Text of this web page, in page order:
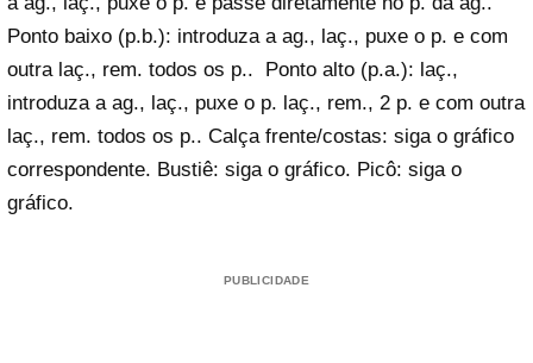
Ponto baixo (p.b.): introduza a ag., laç., puxe o p. e com
outra laç., rem. todos os p.. Ponto alto (p.a.): laç.,
introduza a ag., laç., puxe o p. laç., rem., 2 p. e com outra
laç., rem. todos os p.. Calça frente/costas: siga o gráfico
correspondente. Bustiê: siga o gráfico. Picô: siga o
gráfico.
PUBLICIDADE